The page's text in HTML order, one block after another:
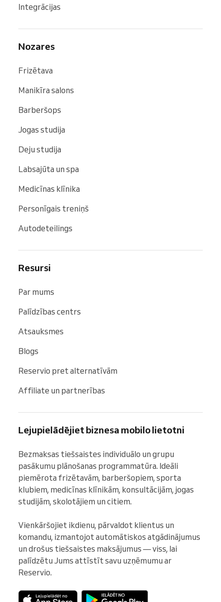
Integrācijas
Nozares
Frizētava
Manikīra salons
Barberšops
Jogas studija
Deju studija
Labsajūta un spa
Medicīnas klīnika
Personīgais treniņš
Autodeteilings
Resursi
Par mums
Palīdzības centrs
Atsauksmes
Blogs
Reservio pret alternatīvām
Affiliate un partnerības
Lejupielādējiet biznesa mobilo lietotni
Bezmaksas tiešsaistes individuālo un grupu
pasākumu plānošanas programmatūra. Ideāli
piemērota frizētavām, barberšopiem, sporta
klubiem, medicīnas klīnikām, konsultācijām, jogas
studijām, skolotājiem un citiem.
Vienkāršojiet ikdienu, pārvaldot klientus un
komandu, izmantojot automātiskos atgādinājumus
un drošus tiešsaistes maksājumus — viss, lai
palīdzētu Jums attīstīt savu uzņēmumu ar
Reservio.